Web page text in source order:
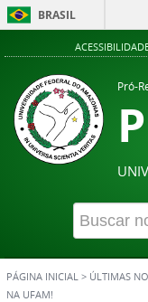
BRASIL
Pró-
PÁGINA INICIAL > ÚLTIMAS
NA UFAM!